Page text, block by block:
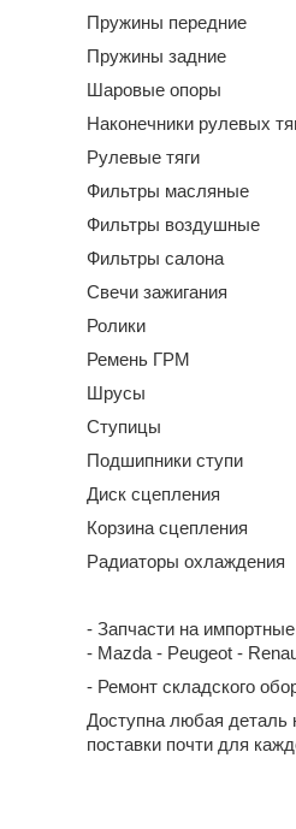
Пружины передние
Пружины задние
Шаровые опоры
Наконечники рулевых
Рулевые тяги
Фильтры масляные
Фильтры воздушные
Фильтры салона
Свечи зажигания
Ролики
Ремень ГРМ
Шрусы
Ступицы
Подшипники ступи
Диск сцепления
Корзина сцепления
Радиаторы охлаждения
- Запчасти на
- Mazda - Peugeot -
- Ремонт складского
Доступна любая деталь
поставки почти для